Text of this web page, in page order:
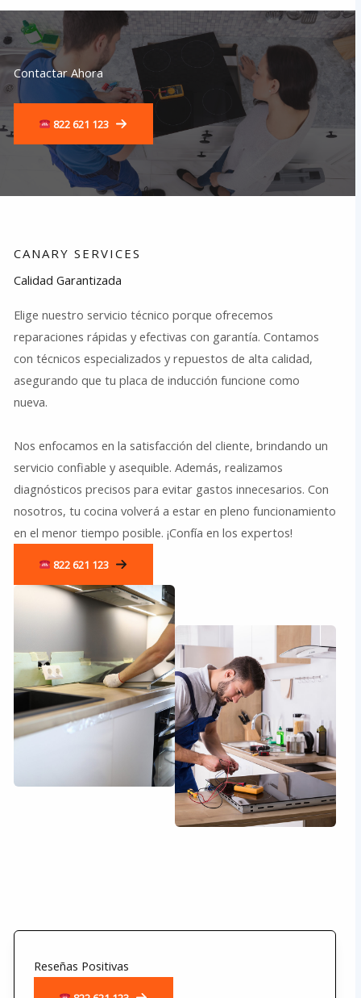
Contactar Ahora
822 621 123
CANARY SERVICES
Calidad Garantizada
Elige nuestro servicio técnico porque ofrecemos
reparaciones rápidas y efectivas con garantía. Contamos
con técnicos especializados y repuestos de alta calidad,
asegurando que tu placa de inducción funcione como
nueva.
Nos enfocamos en la satisfacción del cliente, brindando un
servicio confiable y asequible. Además, realizamos
diagnósticos precisos para evitar gastos innecesarios. Con
nosotros, tu cocina volverá a estar en pleno funcionamiento
en el menor tiempo posible. ¡Confía en los expertos!
822 621 123
Reseñas Positivas